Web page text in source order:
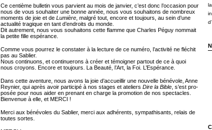
Ce centième bulletin vous parvient au mois de janvier, c’est donc l’occasion pour
nous de vous souhaiter une bonne année, nous vous souhaitons de nombreux
moments de joie et de Lumière, malgré tout, encore et toujours, au sein d’une
actualité tragique en tant d’endroits du monde.
Dit autrement, nous vous souhaitons cette flamme que Charles Péguy nommait
la petite fille espérance.
Comme vous pourrez le constater à la lecture de ce numéro, l’activité ne fléchit
pas au Sablier.
Nous continuons, et continuerons à créer et témoigner partout de ce à quoi
nous croyons. Encore et toujours. La Beauté, l’Art, la Foi. L’Espérance.
Dans cette aventure, nous avons la joie d’accueillir une nouvelle bénévole, Anne
Reynier, qui après avoir participé à nos stages et ateliers Dire la Bible, s’est pro-
posée pour nous aider en prenant en charge la promotion de nos spectacles.
Bienvenue à elle, et MERCI !
Merci aux bénévoles du Sablier, merci aux adhérents, sympathisants, relais de
toutes sortes.